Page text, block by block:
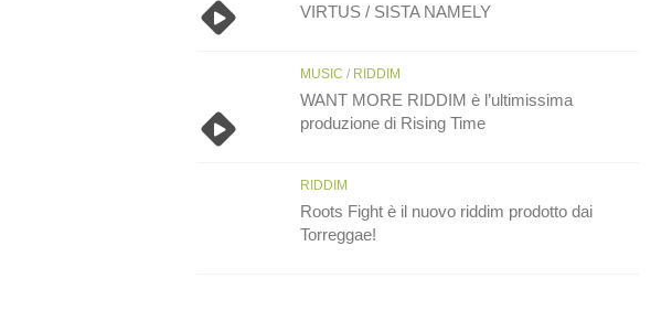
VIRTUS / SISTA NAMELY
MUSIC / RIDDIM
WANT MORE RIDDIM è l’ultimissima
produzione di Rising Time
RIDDIM
Roots Fight è il nuovo riddim prodotto dai
Torreggae!